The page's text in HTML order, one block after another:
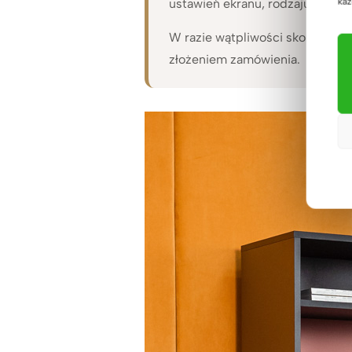
ustawień ekranu, rodzaju
W razie wątpliwości skontaktuj
złożeniem zamówienia.